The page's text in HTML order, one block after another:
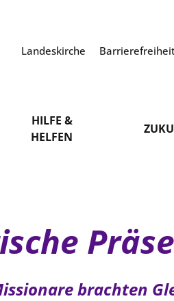
Landeskirche
HILFE &
HELFEN
brachten